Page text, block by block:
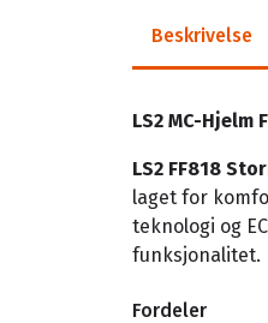
Beskrivelse
LS2 MC-Hjelm
LS2 FF818
laget for
teknologi og
funksjonalitet.
Fordeler